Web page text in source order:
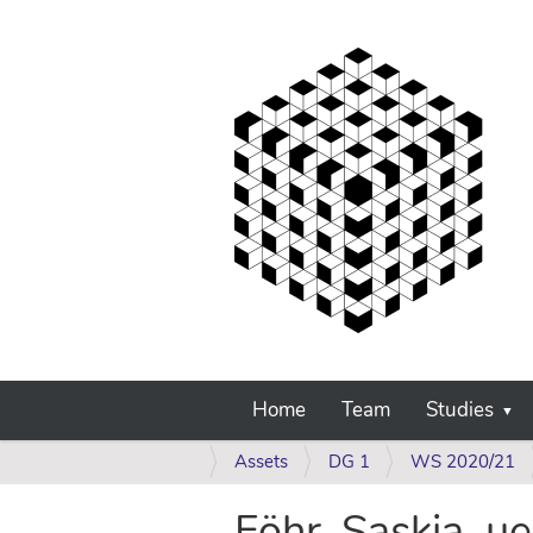
Home Team Studies
Y
o
u
Assets DG 1 WS 2020/21